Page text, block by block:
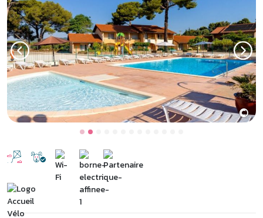
La Londe, village provençal en
bord de mer
Sur la Côte d’Azur, entre la presqu’île de Giens et Le Lavandou, La
Londe-les-Maures est une destination de rêve pour des vacances
sur la Côte d’Azur. À deux pas des sites incontournables du Var
comme l’île de Porquerolles et le golfe de Saint-Tropez, le
club La Londe Les Maurespropose des hébergements
confortables en demi-pension ou pension complète, une piscine
chauffée et des animations pour petits et grands. Parfait pour des
vacances en famille, le